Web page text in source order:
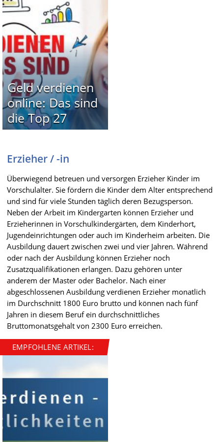
Geld verdienen
online: Das sind
die Top 27
Erzieher / -in
Überwiegend betreuen und versorgen Erzieher Kinder im
Vorschulalter. Sie fördern die Kinder dem Alter entsprechend
und sind für viele Stunden täglich deren Bezugsperson.
Neben der Arbeit im Kindergarten können Erzieher und
Erzieherinnen in Vorschulkindergärten, dem Kinderhort,
Jugendeinrichtungen oder auch im Kinderheim arbeiten. Die
Ausbildung dauert zwischen zwei und vier Jahren. Während
oder nach der Ausbildung können Erzieher noch
Zusatzqualifikationen erlangen. Dazu gehören unter
anderem der Master oder Bachelor. Nach einer
abgeschlossenen Ausbildung verdienen Erzieher monatlich
im Durchschnitt 1800 Euro brutto und können nach fünf
Jahren in diesem Beruf ein durchschnittliches
Bruttomonatsgehalt von 2300 Euro erreichen.
EMPFOHLENE ARTIKEL: